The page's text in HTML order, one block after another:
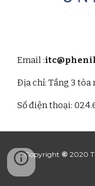
Email :itc
Địa chỉ:Tầng 3 tòa
Số điện thoại:
Copyright © 2020